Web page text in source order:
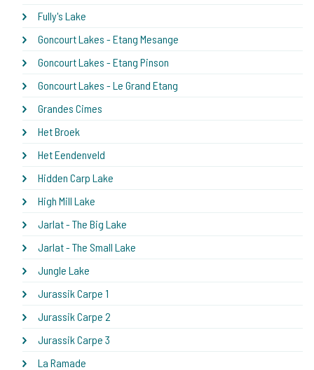
Fully's Lake
Goncourt Lakes - Etang Mesange
Goncourt Lakes - Etang Pinson
Goncourt Lakes - Le Grand Etang
Grandes Cimes
Het Broek
Het Eendenveld
Hidden Carp Lake
High Mill Lake
Jarlat - The Big Lake
Jarlat - The Small Lake
Jungle Lake
Jurassik Carpe 1
Jurassik Carpe 2
Jurassik Carpe 3
La Ramade